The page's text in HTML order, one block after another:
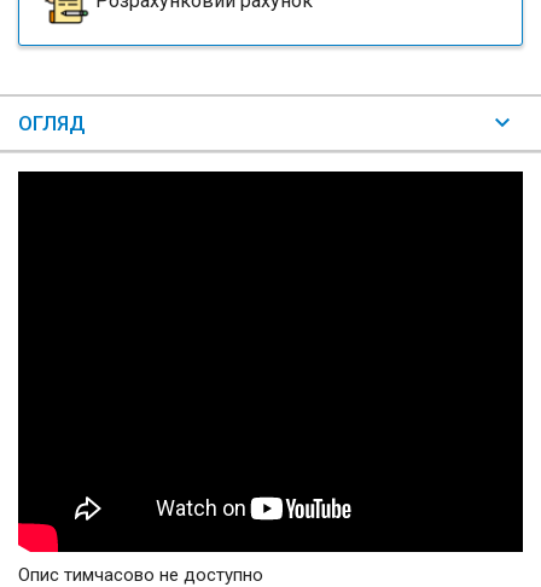
ОГЛЯД
Опис тимчасово не доступно